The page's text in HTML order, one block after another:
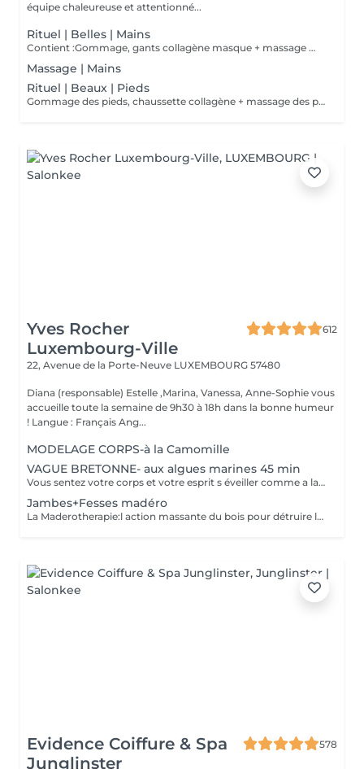
équipe chaleureuse et attentionné...
Rituel | Belles | Mains
Contient :Gommage, gants collagène masque + massage mains
Massage | Mains
Rituel | Beaux | Pieds
Gommage des pieds, chaussette collagène + massage des pieds
Yves Rocher
Luxembourg-Ville
612
22, Avenue de la Porte-Neuve LUXEMBOURG 57480
Diana (responsable) Estelle ,Marina, Vanessa, Anne-Sophie vous
accueille toute la semaine de 9h30 à 18h dans la bonne humeur
! Langue : Français Ang...
MODELAGE CORPS-à la Camomille
VAGUE BRETONNE- aux algues marines 45 min
Vous sentez votre corps et votre esprit s éveiller comme a la suite d un bain dans l OCEAN. Vous vous tonicité et leur confort. sentez légère et revitalisée. Vos jambes retrouvent leur tonicité et leur confort
Jambes+Fesses madéro
La Maderotherapie:l action massante du bois pour détruire la cellulite. *Active la circulation sanguine et lymphatique *Réduit les tensions musculaires. *Raffermie et tonifie la peau.
Evidence Coiffure & Spa
Junglinster
578